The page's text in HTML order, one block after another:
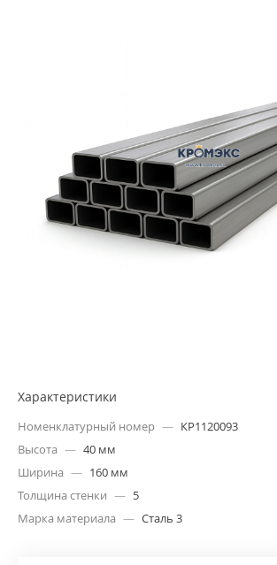
Характеристики
Номенклатурный номер — КР1120093
Высота — 40 мм
Ширина — 160 мм
Толщина стенки — 5
Марка материала — Сталь 3